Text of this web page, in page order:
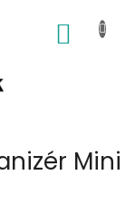
Mini